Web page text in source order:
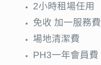
2小時租場任用
免收 加一服務費
場地清潔費
PH3一年會員費